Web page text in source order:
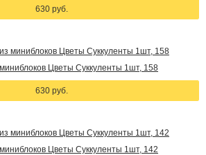
630 руб.
Цветы Суккуленты 1шт, 158
630 руб.
Цветы Суккуленты 1шт, 142